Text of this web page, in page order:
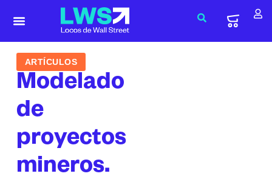
ARTÍCULOS
Modelado
de
proyectos
mineros.